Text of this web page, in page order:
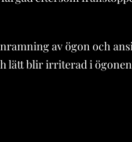
av ögon och
lätt blir irriterad i